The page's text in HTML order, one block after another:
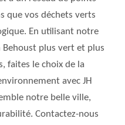
que vos déchets verts
En utilisant notre
plus vert et plus
faites le choix de la
avec JH
notre belle ville,
Contactez-nous